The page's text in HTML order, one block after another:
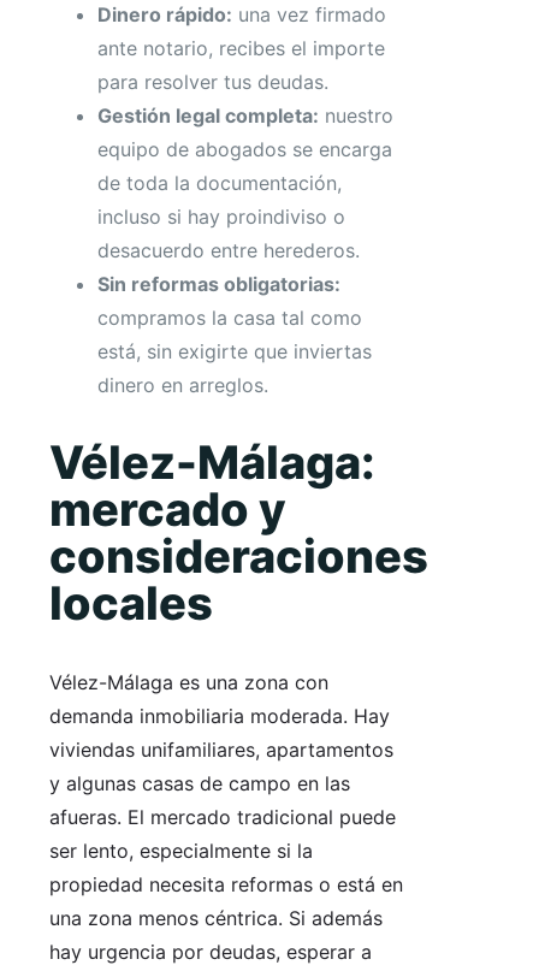
Dinero rápido: una vez firmado
ante notario, recibes el importe
para resolver tus deudas.
Gestión legal completa: nuestro
equipo de abogados se encarga
de toda la documentación,
incluso si hay proindiviso o
desacuerdo entre herederos.
Sin reformas obligatorias:
compramos la casa tal como
está, sin exigirte que inviertas
dinero en arreglos.
Vélez-Málaga:
mercado y
consideraciones
locales
Vélez-Málaga es una zona con
demanda inmobiliaria moderada. Hay
viviendas unifamiliares, apartamentos
y algunas casas de campo en las
afueras. El mercado tradicional puede
ser lento, especialmente si la
propiedad necesita reformas o está en
una zona menos céntrica. Si además
hay urgencia por deudas, esperar a